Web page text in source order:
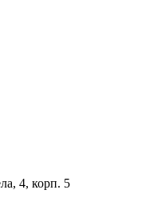
4, корп. 5